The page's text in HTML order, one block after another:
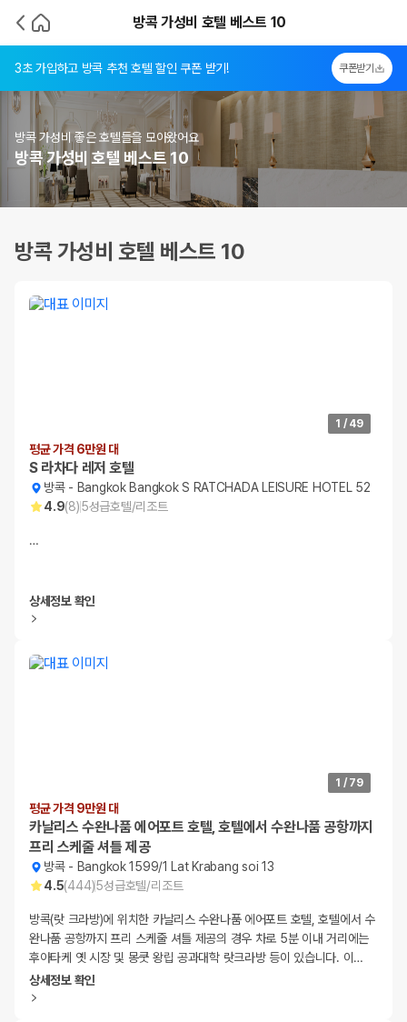
방콕 가성비 호텔 베스트 10
3초 가입하고 방콕 추천 호텔 할인 쿠폰 받기! 쿠폰받기
방콕 가성비 좋은 호텔들을 모아왔어요
방콕 가성비 호텔 베스트 10
방콕 가성비 호텔 베스트 10
1 / 49
평균 가격 6만원 대
S 라차다 레저 호텔
방콕- Bangkok Bangkok S RATCHADA LEISURE HOTEL 52
4.9(8)5성급호텔/리조트
…
상세정보 확인
1 / 79
평균 가격 9만원 대
카날리스 수완나품 에어포트 호텔, 호텔에서 수완나품 공항까지
프리 스케줄 셔틀 제공
방콕- Bangkok 1599/1 Lat Krabang soi 13
4.5(444)5성급호텔/리조트
방콕(랏 크라방)에 위치한 카날리스 수완나품 에어포트 호텔, 호텔에서 수
완나품 공항까지 프리 스케줄 셔틀 제공의 경우 차로 5분 이내 거리에는
후아타케 옛 시장 및 몽쿳 왕립 공과대학 랏크라방 등이 있습니다. 이 …
상세정보 확인